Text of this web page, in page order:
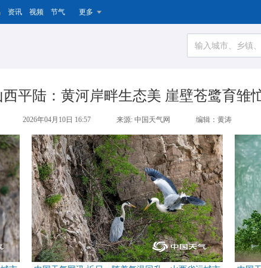
资讯 视频 节气 更多
西平陆：黄河岸畔生态美 崖壁苍鹭育雏
2026年04月10日 16:57 来源: 中国天气网 编辑：黄涛